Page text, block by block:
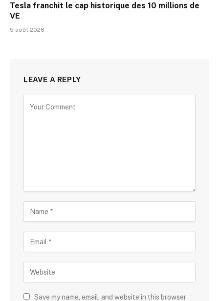
Tesla franchit le cap historique des 10 millions de
VE
5 août 2026
LEAVE A REPLY
Save my name, email, and website in this browser